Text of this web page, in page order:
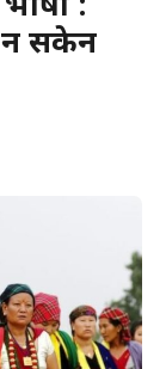
:
सकेन